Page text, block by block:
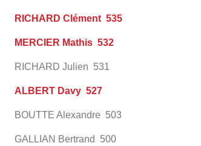
RICHARD Clément 535
MERCIER Mathis 532
RICHARD Julien 531
ALBERT Davy 527
BOUTTE Alexandre 503
GALLIAN Bertrand 500